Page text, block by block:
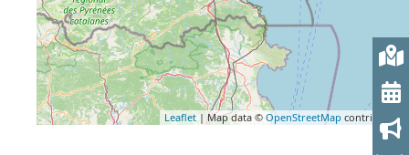
Leaflet | Map data © OpenStreetMap contributors